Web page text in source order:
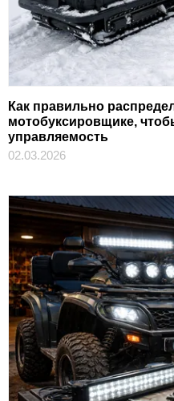
Как правильно
мотобуксировщике,
управляемость
02.03.2026